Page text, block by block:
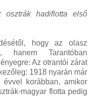
hadiflotta első
hogy az olasz
hanem Tarantóban
Az otrantói zárat
1918 nyarán már
korábban, amikor
magyar flotta pedig